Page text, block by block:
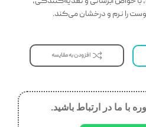
را نرم و درخشان می‌کند.
افزودن به مقایسه
با ما در ارتباط باشید.